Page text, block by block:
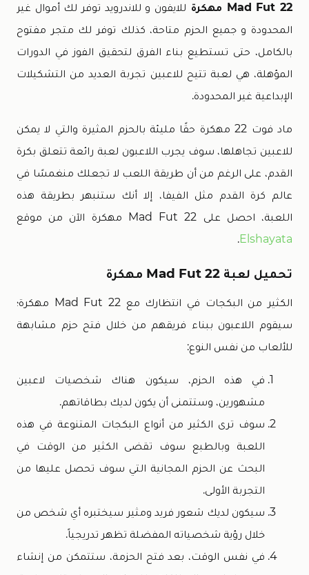
Mad Fut 22 مهكرة
للايفون و للاندرويد توفر لك أموال غير
المحدودة و جميع الحزم متاحة، كذلك توفر لك متجر مفتوح
بالكامل، حتى تستطيع بناء الفرق لتحقيق الفوز في الدورات
المؤهلة، هي لعبة تتيح للاعبين تجربة العديد من التشكيلات
الإبداعية غير المحدودة.
ماد فوت 22 مهكرة حقًا مليئة بالحزم المثيرة والتي لا يمكن
للاعبين تجاهلها، سوف يجرب اللاعبون لعبة رائعة تتعلق بكرة
القدم، على الرغم من أن طريقة اللعب لا تجعلك منغمسًا في
عالم كرة القدم مثل الفيفا، إلا أنك ستنبهر بطريقة هذه
اللعبة، احصل على Mad Fut 22 مهكرة الآن من موقع
Elshayata
.
تحميل لعبة Mad Fut 22 مهكرة
الكثير من البكجات في انتظارك مع Mad Fut 22 مهكرة؛
سيقوم اللاعبون ببناء فريقهم من خلال فتح حزم مشابهة
للألعاب من نفس النوع:
في هذه الحزم، سيكون هناك شخصيات لاعبين
مشهورين، وستتمنى أن يكون لديك بطاقاتهم.
سوف ترى الكثير من أنواع البكجات المتنوعة في هذه
اللعبة وبالطبع سوف تقضى الكثير من الوقت في
البحث عن الحزم المجانية التي سوف تحصل عليها من
التجربة الأولى.
سيكون لديك شعور فريد ومثير سيختبره أي شخص من
خلال رؤية شخصياته المفضلة تظهر تدريجياً.
في نفس الوقت، بعد فتح الحزمة، ستتمكن من إنشاء